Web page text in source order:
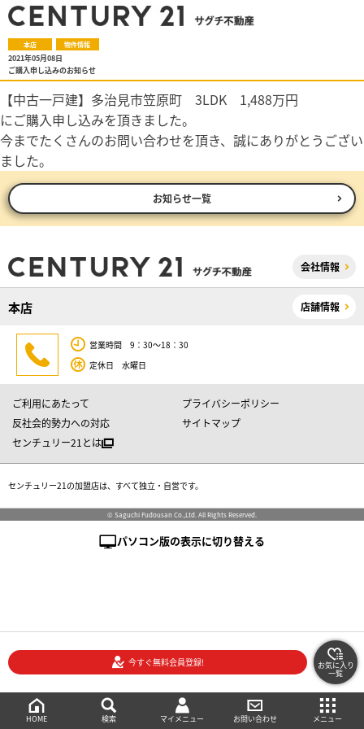
本店 物件情報
2021年05月08日
ご購入申し込みのお知らせ
【中古一戸建】多治見市笠原町 3LDK 1,488万円
にご購入申し込みを頂きました。
今までたくさんのお問い合わせを頂き、誠にありがとうござい
ました。
お知らせ一覧
会社情報
本店 店舗情報
営業時間 9：30～18：30
定休日 水曜日
ご利用にあたって
プライバシーポリシー
反社会的勢力への対応
サイトマップ
センチュリー21とは
センチュリー21の加盟店は、すべて独立・自営です。
© Saguchi Fudousan Co.,Ltd. All Rights Reserved.
パソコン版の表示に切り替える
HOME 検索 マイメニュー お問い合わせ メニュー
今すぐ無料会員登録! お気に入り
一覧
絞り込み検索
メニュー
ご相談・お問い合わせ